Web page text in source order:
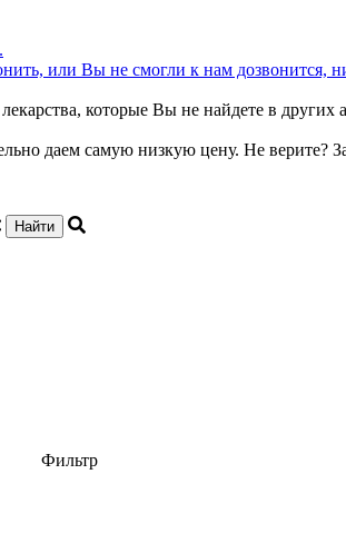
или Вы не смогли к нам дозвонится,
которые Вы не найдете в других
даем самую низкую цену. Не верите?
Найти
Фильтр